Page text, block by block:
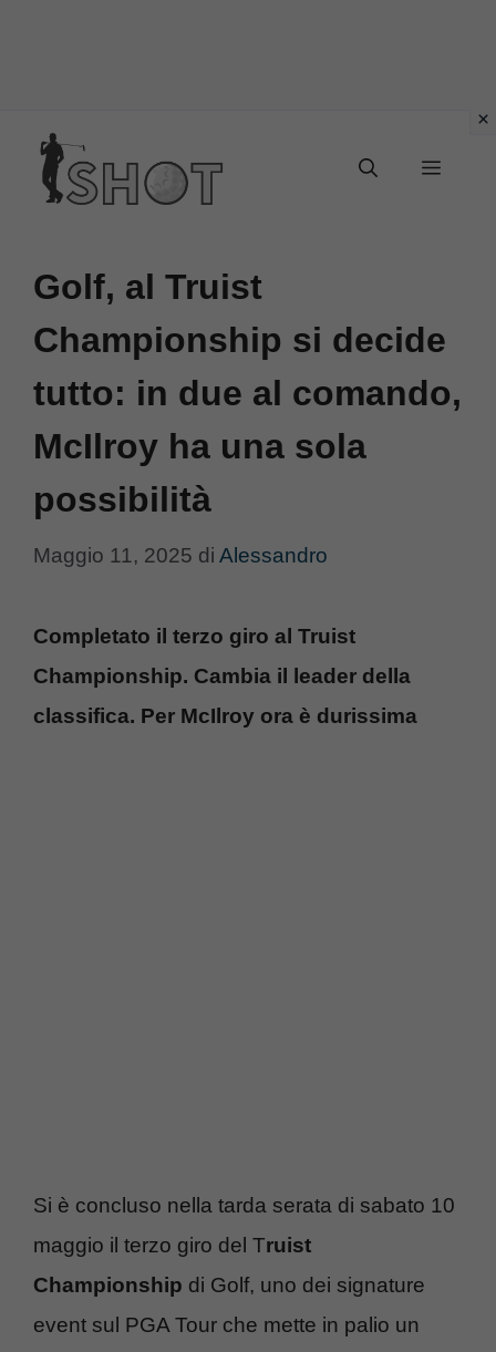
contenuto
Menu
Golf, al Truist
Championship si decide
tutto: in due al comando,
McIlroy ha una sola
possibilità
Maggio 11, 2025 di Alessandro
Completato il terzo giro al Truist
Championship. Cambia il leader della
classifica. Per McIlroy ora è durissima
Si è concluso nella tarda serata di sabato 10
maggio il terzo giro del Truist
Championship di Golf, uno dei signature
event sul PGA Tour che mette in palio un